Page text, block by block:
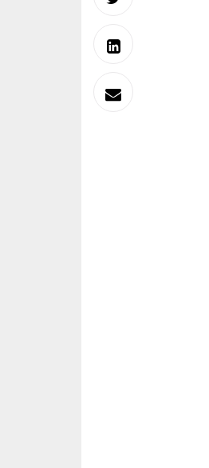
sur
Partager
sur
Envoyer